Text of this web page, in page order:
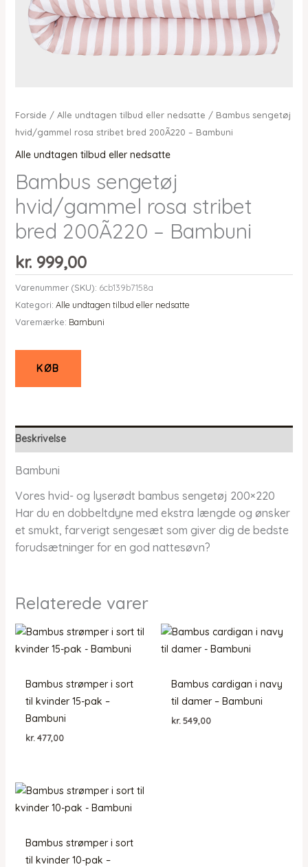
Forside / Alle undtagen tilbud eller nedsatte / Bambus sengetøj
hvid/gammel rosa stribet bred 200Ã220 – Bambuni
Alle undtagen tilbud eller nedsatte
Bambus sengetøj
hvid/gammel rosa stribet
bred 200Ã220 – Bambuni
kr.999,00
Varenummer (SKU): 6cb139b7158a
Kategori: Alle undtagen tilbud eller nedsatte
Varemærke: Bambuni
KØB
Beskrivelse
Bambuni
Vores hvid- og lyserødt bambus sengetøj 200×220
Har du en dobbeltdyne med ekstra længde og ønsker
et smukt, farverigt sengesæt som giver dig de bedste
forudsætninger for en god nattesøvn?
Relaterede varer
Bambus strømper i sort
til kvinder 15-pak –
Bambuni
kr.477,00
Bambus cardigan i navy
til damer – Bambuni
kr.549,00
Bambus strømper i sort
til kvinder 10-pak –